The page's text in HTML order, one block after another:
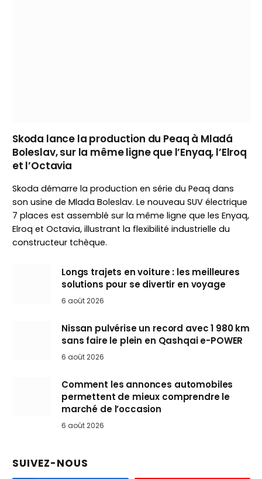
Skoda lance la production du Peaq à Mladá
Boleslav, sur la même ligne que l’Enyaq, l’Elroq
et l’Octavia
Skoda démarre la production en série du Peaq dans
son usine de Mlada Boleslav. Le nouveau SUV électrique
7 places est assemblé sur la même ligne que les Enyaq,
Elroq et Octavia, illustrant la flexibilité industrielle du
constructeur tchèque.
Longs trajets en voiture : les meilleures
solutions pour se divertir en voyage
6 août 2026
Nissan pulvérise un record avec 1 980 km
sans faire le plein en Qashqai e-POWER
6 août 2026
Comment les annonces automobiles
permettent de mieux comprendre le
marché de l’occasion
6 août 2026
SUIVEZ-NOUS